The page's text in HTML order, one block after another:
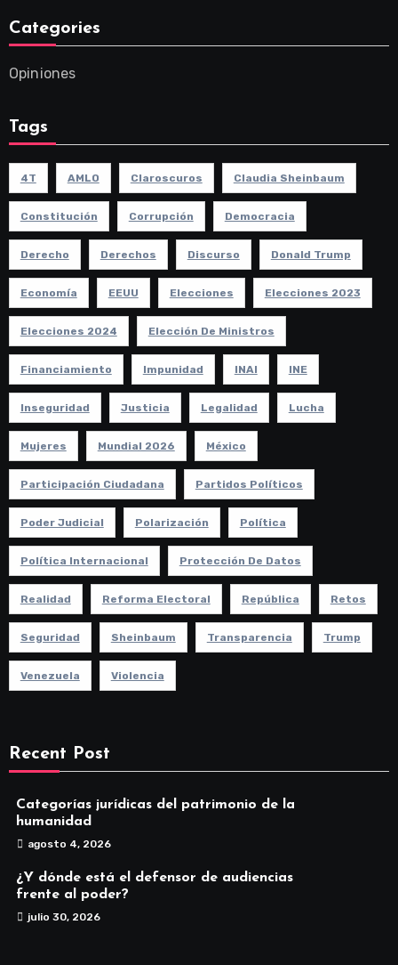
Categories
Opiniones
Tags
4T AMLO Claroscuros Claudia Sheinbaum
Constitución Corrupción Democracia
Derecho Derechos Discurso Donald Trump
Economía EEUU Elecciones Elecciones 2023
Elecciones 2024 Elección De Ministros
Financiamiento Impunidad INAI INE
Inseguridad Justicia Legalidad Lucha
Mujeres Mundial 2026 México
Participación Ciudadana Partidos Políticos
Poder Judicial Polarización Política
Política Internacional Protección De Datos
Realidad Reforma Electoral República Retos
Seguridad Sheinbaum Transparencia Trump
Venezuela Violencia
Recent Post
Categorías jurídicas del patrimonio de la
humanidad
agosto 4, 2026
¿Y dónde está el defensor de audiencias
frente al poder?
julio 30, 2026